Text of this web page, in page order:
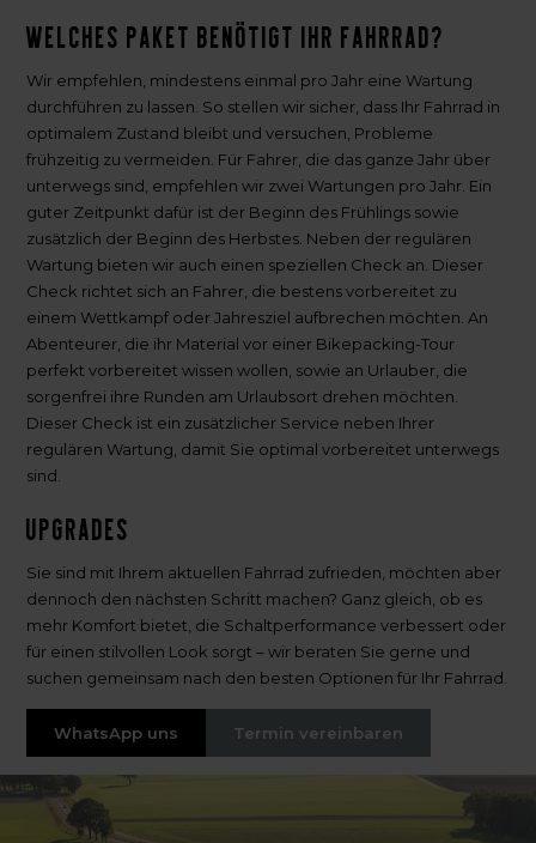
Welches Paket benötigt Ihr Fahrrad?
Wir empfehlen, mindestens einmal pro Jahr eine Wartung
durchführen zu lassen. So stellen wir sicher, dass Ihr Fahrrad in
optimalem Zustand bleibt und versuchen, Probleme
frühzeitig zu vermeiden. Für Fahrer, die das ganze Jahr über
unterwegs sind, empfehlen wir zwei Wartungen pro Jahr. Ein
guter Zeitpunkt dafür ist der Beginn des Frühlings sowie
zusätzlich der Beginn des Herbstes. Neben der regulären
Wartung bieten wir auch einen speziellen Check an. Dieser
Check richtet sich an Fahrer, die bestens vorbereitet zu
einem Wettkampf oder Jahresziel aufbrechen möchten. An
Abenteurer, die ihr Material vor einer Bikepacking-Tour
perfekt vorbereitet wissen wollen, sowie an Urlauber, die
sorgenfrei ihre Runden am Urlaubsort drehen möchten.
Dieser Check ist ein zusätzlicher Service neben Ihrer
regulären Wartung, damit Sie optimal vorbereitet unterwegs
sind.
Upgrades
Sie sind mit Ihrem aktuellen Fahrrad zufrieden, möchten aber
dennoch den nächsten Schritt machen? Ganz gleich, ob es
mehr Komfort bietet, die Schaltperformance verbessert oder
für einen stilvollen Look sorgt – wir beraten Sie gerne und
suchen gemeinsam nach den besten Optionen für Ihr Fahrrad.
WhatsApp uns Termin vereinbaren